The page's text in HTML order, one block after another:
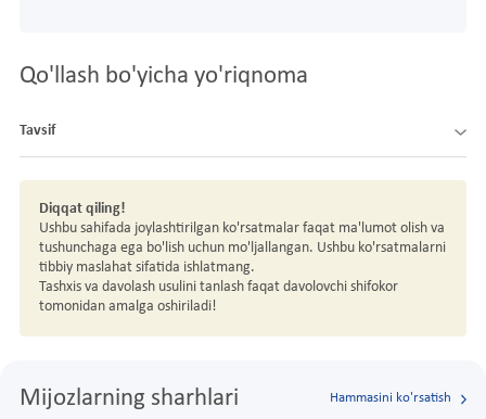
Qo'llash bo'yicha yo'riqnoma
Tavsif
Diqqat qiling!
Ushbu sahifada joylashtirilgan ko'rsatmalar faqat ma'lumot olish va
tushunchaga ega bo'lish uchun mo'ljallangan. Ushbu ko'rsatmalarni
tibbiy maslahat sifatida ishlatmang.
Tashxis va davolash usulini tanlash faqat davolovchi shifokor
tomonidan amalga oshiriladi!
Mijozlarning sharhlari Hammasini ko'rsatish